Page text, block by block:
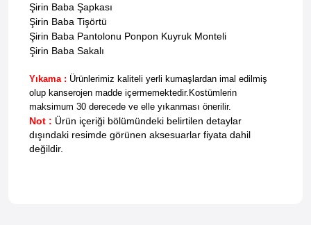
Şirin Baba Şapkası
Şirin Baba Tişörtü
Şirin Baba Pantolonu Ponpon Kuyruk Monteli
Şirin Baba Sakalı
Yıkama : Ürünlerimiz kaliteli yerli kumaşlardan imal edilmiş
olup kanserojen madde içermemektedir. Kostümlerin
maksimum 30 derecede ve elle yıkanması önerilir.
Not : Ürün içeriği bölümündeki belirtilen detaylar
dışındaki resimde görünen aksesuarlar fiyata dahil
değildir.